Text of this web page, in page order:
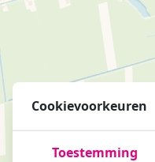
Cookievoorkeuren
Toestemming